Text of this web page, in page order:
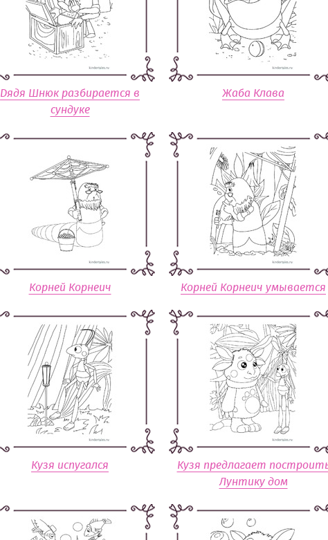
Дядя Шнюк разбирается в
сундуке
Жаба Клава
Корней Корнеич Корней Корнеич умывается
Кузя испугался
Кузя предлагает
Лунтику дом